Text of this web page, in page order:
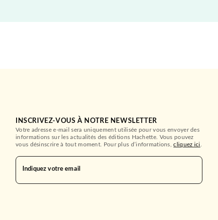
INSCRIVEZ-VOUS À NOTRE NEWSLETTER
Votre adresse e-mail sera uniquement utilisée pour vous envoyer des
informations sur les actualités des éditions Hachette. Vous pouvez
vous désinscrire à tout moment. Pour plus d’informations,cliquez ici
Indiquez votre email